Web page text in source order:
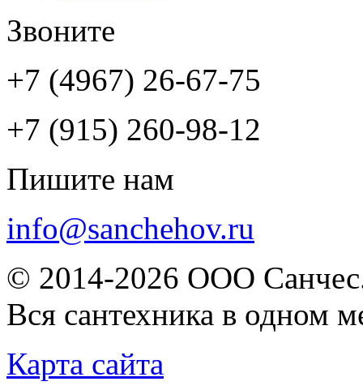
Звоните
+7 (4967) 26-67-75
+7 (915) 260-98-12
Пишите нам
info@sanchehov.ru
© 2014-2026 ООО
Вся сантехника в одном
Карта сайта